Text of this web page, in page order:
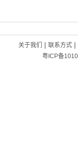
关于我们 | 联系方式|
粤ICP备